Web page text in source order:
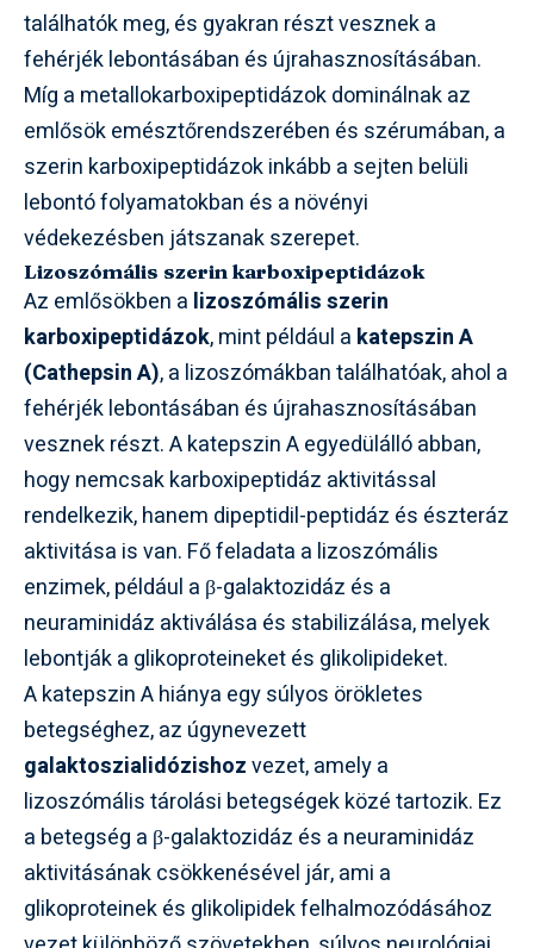
találhatók meg, és gyakran részt vesznek a
fehérjék lebontásában és újrahasznosításában.
Míg a metallokarboxipeptidázok dominálnak az
emlősök emésztőrendszerében és szérumában, a
szerin karboxipeptidázok inkább a sejten belüli
lebontó folyamatokban és a növényi
védekezésben játszanak szerepet.
Lizoszómális szerin karboxipeptidázok
Az emlősökben a lizoszómális szerin
karboxipeptidázok, mint például a katepszin A
(Cathepsin A), a lizoszómákban találhatóak, ahol a
fehérjék lebontásában és újrahasznosításában
vesznek részt. A katepszin A egyedülálló abban,
hogy nemcsak karboxipeptidáz aktivitással
rendelkezik, hanem dipeptidil-peptidáz és észteráz
aktivitása is van. Fő feladata a lizoszómális
enzimek, például a β-galaktozidáz és a
neuraminidáz aktiválása és stabilizálása, melyek
lebontják a glikoproteineket és glikolipideket.
A katepszin A hiánya egy súlyos örökletes
betegséghez, az úgynevezett
galaktoszialidózishozvezet, amely a
lizoszómális tárolási betegségek közé tartozik. Ez
a betegség a β-galaktozidáz és a neuraminidáz
aktivitásának csökkenésével jár, ami a
glikoproteinek és glikolipidek felhalmozódásához